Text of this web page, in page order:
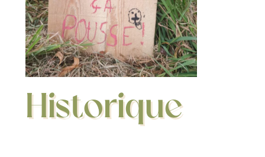
Historique